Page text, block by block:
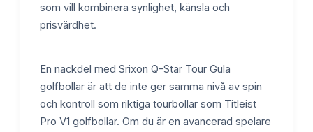
som vill kombinera synlighet, känsla och
prisvärdhet.
En nackdel med Srixon Q-Star Tour Gula
golfbollar är att de inte ger samma nivå av spin
och kontroll som riktiga tourbollar som Titleist
Pro V1 golfbollar. Om du är en avancerad spelare